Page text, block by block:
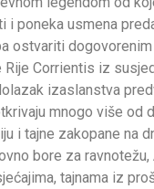
i poneka usmena
ostvariti dogovorenim
Rije Corrientis iz
izaslanstva
mnogo više od
i tajne zakopane na
bore za ravnotežu,
tajnama iz